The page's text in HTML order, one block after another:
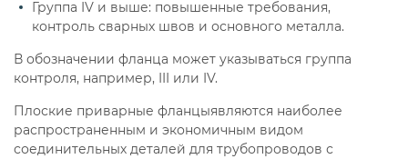
Группа IV и выше: повышенные требования,
контроль сварных швов и основного металла.
В обозначении фланца может указываться группа
контроля, например, III или IV.
Плоские приварные фланцыявляются наиболее
распространенным и экономичным видом
соединительных деталей для трубопроводов с